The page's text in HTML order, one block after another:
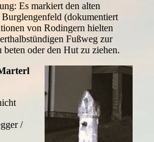
Es markiert den alten
(dokumentiert
von Rodingern hielten
Fußweg zur
beten oder den Hut zu ziehen.
/